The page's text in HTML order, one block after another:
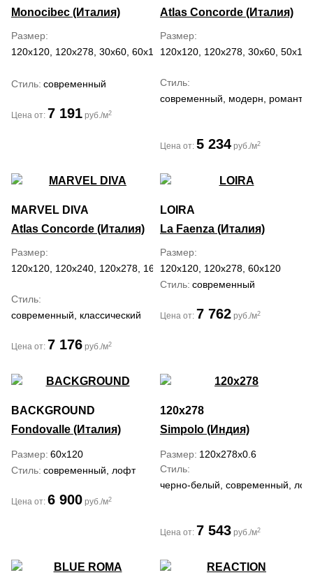
Monocibec (Италия)
Размер
120x120, 120x278, 30x60, 60x120, 60x60, 80x80
Стиль современный
Цена от: 7 191 руб./м2
Atlas Concorde (Италия)
Размер
120x120, 120x278, 30x60,
Стиль
современный, модерн,
Цена от: 5 234 руб./м2
MARVEL DIVA
Atlas Concorde (Италия)
Размер
120x120, 120x240, 120x278, 160x320, 50x120, 60x120
Стиль
современный, классический
Цена от: 7 176 руб./м2
LOIRA
La Faenza (Италия)
Размер
120x120, 120x278, 60x120
Стиль современный
Цена от: 7 762 руб./м2
BACKGROUND
Fondovalle (Италия)
Размер 60x120
Стиль современный, лофт
Цена от: 6 900 руб./м2
120x278
Simpolo (Индия)
Размер 120x278x0.6
Стиль
черно-белый, современный,
Цена от: 7 543 руб./м2